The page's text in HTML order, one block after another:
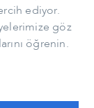
ediyor.
göz
öğrenin.